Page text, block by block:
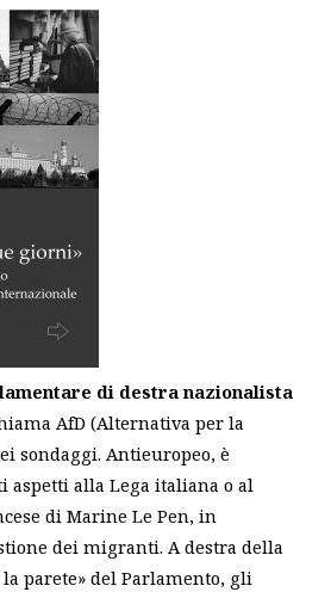
di destra nazionalista
AfD (Alternativa per la
sondaggi. Antieuropeo, è
alla Lega italiana o al
di Marine Le Pen, in
dei migranti. A destra della
la parete» del Parlamento, gli